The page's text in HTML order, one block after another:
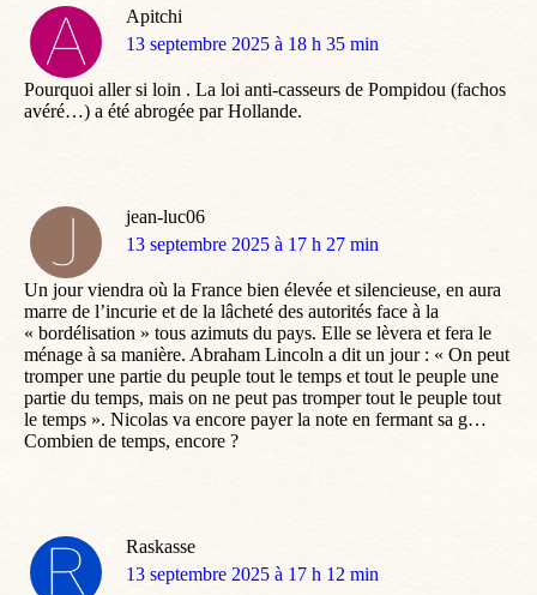
Apitchi
dit
13 septembre 2025 à 18 h 35 min
Pourquoi aller si loin . La loi anti-casseurs de Pompidou (fachos
avéré…) a été abrogée par Hollande.
jean-luc06
dit
13 septembre 2025 à 17 h 27 min
Un jour viendra où la France bien élevée et silencieuse, en aura
marre de l’incurie et de la lâcheté des autorités face à la
« bordélisation » tous azimuts du pays. Elle se lèvera et fera le
ménage à sa manière. Abraham Lincoln a dit un jour : « On peut
tromper une partie du peuple tout le temps et tout le peuple une
partie du temps, mais on ne peut pas tromper tout le peuple tout
le temps ». Nicolas va encore payer la note en fermant sa g…
Combien de temps, encore ?
Raskasse
dit
13 septembre 2025 à 17 h 12 min